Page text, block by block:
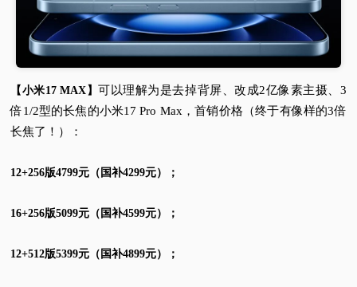
【小米17 MAX】可以理解为是去掉背屏、改成2亿像素主摄、3
倍1/2型的长焦的小米17 Pro Max，首销价格（终于有像样的3倍
长焦了！）：
12+256版4799元（国补4299元）；
16+256版5099元（国补4599元）；
12+512版5399元（国补4899元）；